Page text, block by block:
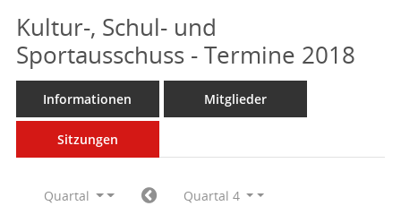
Kultur-, Schul- und
Sportausschuss - Termine 2018
Informationen Mitglieder
Sitzungen
Quartal
Quartal 4